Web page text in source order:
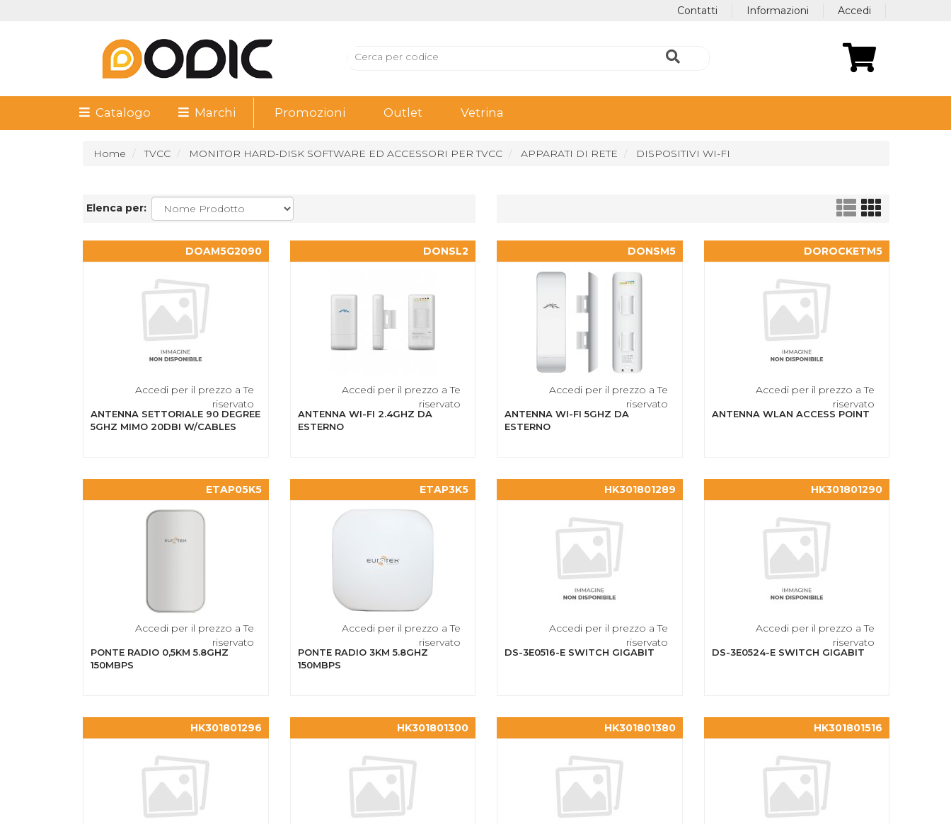
Accedi
Informazioni
Contatti
Catalogo Marchi Promozioni Outlet Vetrina
Home TVCC MONITOR HARD-DISK SOFTWARE ED ACCESSORI PER TVCC APPARATI DI RETE DISPOSITIVI WI-FI
Elenca per:
DOAM5G2090
Accedi per il prezzo a Te
riservato
ANTENNA SETTORIALE 90 DEGREE
5GHZ MIMO 20DBI W/CABLES
DONSL2
Accedi per il prezzo a Te
riservato
ANTENNA WI-FI 2.4GHZ DA
ESTERNO
DONSM5
Accedi per il prezzo a Te
riservato
ANTENNA WI-FI 5GHZ DA
ESTERNO
DOROCKETM5
Accedi per il prezzo a Te
riservato
ANTENNA WLAN ACCESS POINT
ETAP05K5
Accedi per il prezzo a Te
riservato
PONTE RADIO 0,5KM 5.8GHZ
150MBPS
ETAP3K5
Accedi per il prezzo a Te
riservato
PONTE RADIO 3KM 5.8GHZ
150MBPS
HK301801289
Accedi per il prezzo a Te
riservato
DS-3E0516-E SWITCH GIGABIT
HK301801290
Accedi per il prezzo a Te
riservato
DS-3E0524-E SWITCH GIGABIT
HK301801296 HK301801300 HK301801380 HK301801516